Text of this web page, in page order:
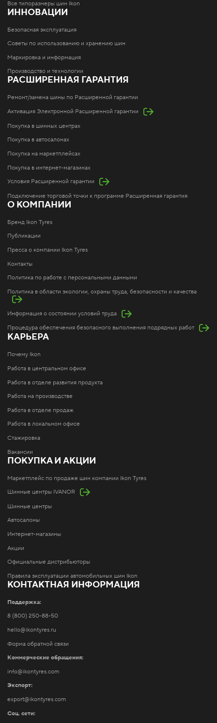
Все типоразмеры шин Ikon
ИННОВАЦИИ
Безопасная эксплуатация
Советы по использованию и хранению шин
Маркировка и информация
Производство и технологии
РАСШИРЕННАЯ ГАРАНТИЯ
Ремонт/замена шины по Расширенной гарантии
Активация Электронной Расширенной гарантии
Покупка в шинных центрах
Покупка в автосалонах
Покупка на маркетплейсах
Покупка в интернет-магазинах
Условия Расширенной гарантии
Подключение торговой точки к программе Расширенная гарантия
О КОМПАНИИ
Бренд Ikon Tyres
Публикации
Пресса о компании Ikon Tyres
Контакты
Политика по работе с персональными данными
Политика в области экологии, охраны труда, безопасности и качества
Информация о состоянии условий труда
Процедура обеспечения безопасного выполнения подрядных работ
КАРЬЕРА
Почему Ikon
Работа в центральном офисе
Работа в отделе развития продукта
Работа на производстве
Работа в отделе продаж
Работа в локальном офисе
Стажировка
Вакансии
ПОКУПКА И АКЦИИ
Маркетплейс по продаже шин компании Ikon Tyres
Шинные центры IVANOR
Шинные центры
Автосалоны
Интернет-магазины
Акции
Официальные дистрибьюторы
Правила эксплуатации автомобильных шин Ikon
КОНТАКТНАЯ ИНФОРМАЦИЯ
Поддержка:
8 (800) 250-88-50
hello@ikontyres.ru
Форма обратной связи
Коммерческие обращения:
info@ikontyres.com
Экспорт:
export@ikontyres.com
Соц. сети: